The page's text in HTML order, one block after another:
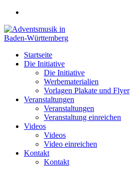
Zum
springen
Startseite
Die Initiative
Die Initiative
Werbematerialien
Vorlagen Plakate und Flyer
Veranstaltungen
Veranstaltungen
Veranstaltung einreichen
Videos
Videos
Video einreichen
Kontakt
Kontakt